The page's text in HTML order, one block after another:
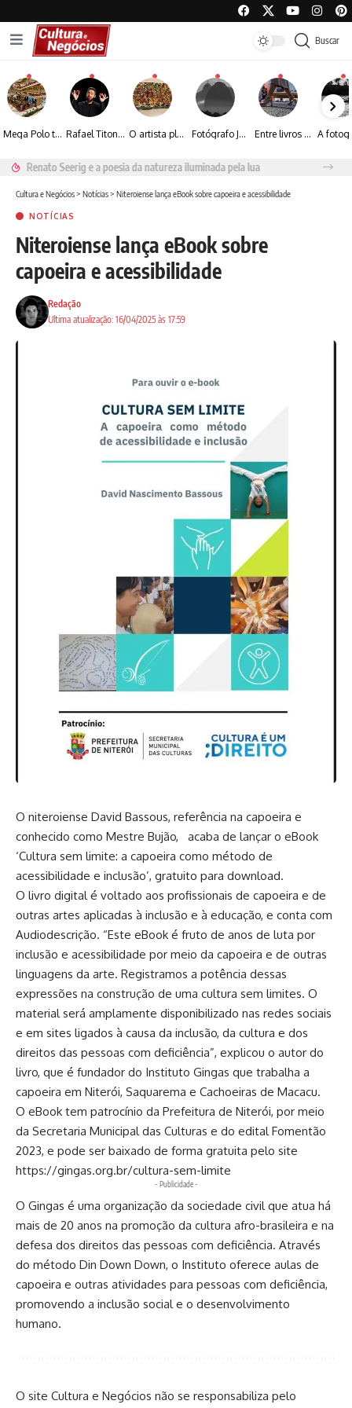
Buscar
Mega Polo transforma lançamento de coleção em plataforma nacional de negócios e projeta crescimento de mais de 15% Rafael Titonelly leva magia e acolhimento a crianças em tratamento oncológico em Juiz de Fora O artista plástico Jorge Luiz transforma sustentabilidade e criatividade em arte contemporânea Fotógrafo José Roberto apresenta um olhar sensível sobre arquitetura, formas e luz na fotografia Entre livros e fotografia autoral, Sebastião Reis consolida uma trajetória marcada pelo olhar artístico
Renato Seerig e a poesia da natureza iluminada pela lua
Cultura e Negócios> Notícias> Niteroiense lança eBook sobre capoeira e acessibilidade
NOTÍCIAS
Niteroiense lança eBook sobre
capoeira e acessibilidade
Ultima atualização: 16/04/2025 às 17:59
Redação
O niteroiense David Bassous, referência na capoeira e
conhecido como Mestre Bujão, acaba de lançar o eBook
‘Cultura sem limite: a capoeira como método de
acessibilidade e inclusão’, gratuito para download.
O livro digital é voltado aos profissionais de capoeira e de
outras artes aplicadas à inclusão e à educação, e conta com
Audiodescrição. “Este eBook é fruto de anos de luta por
inclusão e acessibilidade por meio da capoeira e de outras
linguagens da arte. Registramos a potência dessas
expressões na construção de uma cultura sem limites. O
material será amplamente disponibilizado nas redes sociais
e em sites ligados à causa da inclusão, da cultura e dos
direitos das pessoas com deficiência”, explicou o autor do
livro, que é fundador do Instituto Gingas que trabalha a
capoeira em Niterói, Saquarema e Cachoeiras de Macacu.
O eBook tem patrocínio da Prefeitura de Niterói, por meio
da Secretaria Municipal das Culturas e do edital Fomentão
2023, e pode ser baixado de forma gratuita pelo site
https://gingas.org.br/cultura-sem-limite
- Publicidade -
O Gingas é uma organização da sociedade civil que atua há
mais de 20 anos na promoção da cultura afro-brasileira e na
defesa dos direitos das pessoas com deficiência. Através
do método Din Down Down, o Instituto oferece aulas de
capoeira e outras atividades para pessoas com deficiência,
promovendo a inclusão social e o desenvolvimento
humano.
O site Cultura e Negócios não se responsabiliza pelo